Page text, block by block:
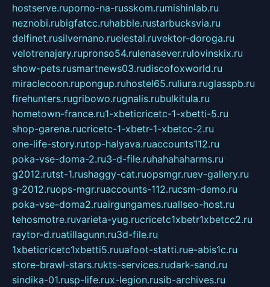
hostserve.ruporno-na-russkom.rumishinlab.ru
neznobi.rubigfatcc.ruhabble.rustarbucksvia.ru
delfinet.rusilvernano.ruelestal.ruvektor-doroga.ru
velotrenajery.rupronso54.rulenasever.rulovinskix.ru
show-pets.rusmartnews03.rudiscofoxworld.ru
miraclecoon.rupongup.ruhostel65.ruliura.ruglasspb.ru
firehunters.rugribowo.rugnalis.rubulkitula.ru
hometown-france.ru1-xbeticricetc-1-xbetti-5.ru
shop-garena.rucricetc-1-xbetr-1-xbetcc-2.ru
one-life-story.rutop-halyava.ruaccounts112.ru
poka-vse-doma-2.ru3-d-file.ruhahahaharms.ru
g2012.rutst-1.rushaggy-cat.ruopsmgr.ruev-gallery.ru
g-2012.ruops-mgr.ruaccounts-112.rucsm-demo.ru
poka-vse-doma2.ruairgungames.ruallseo-host.ru
tehosmotre.ruvarieta-yug.rucricetc1xbetr1xbetcc2.ru
raytor-d.ruatillagunn.ru3d-file.ru
1xbeticricetc1xbetti5.ruuafoot-statti.rue-abis1c.ru
store-brawl-stars.rukts-services.rudark-sand.ru
sindika-01.rusp-life.rux-legion.rusib-archives.ru